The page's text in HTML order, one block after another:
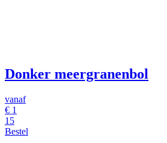
Donker meergranenbol
vanaf
€ 1
15
Bestel